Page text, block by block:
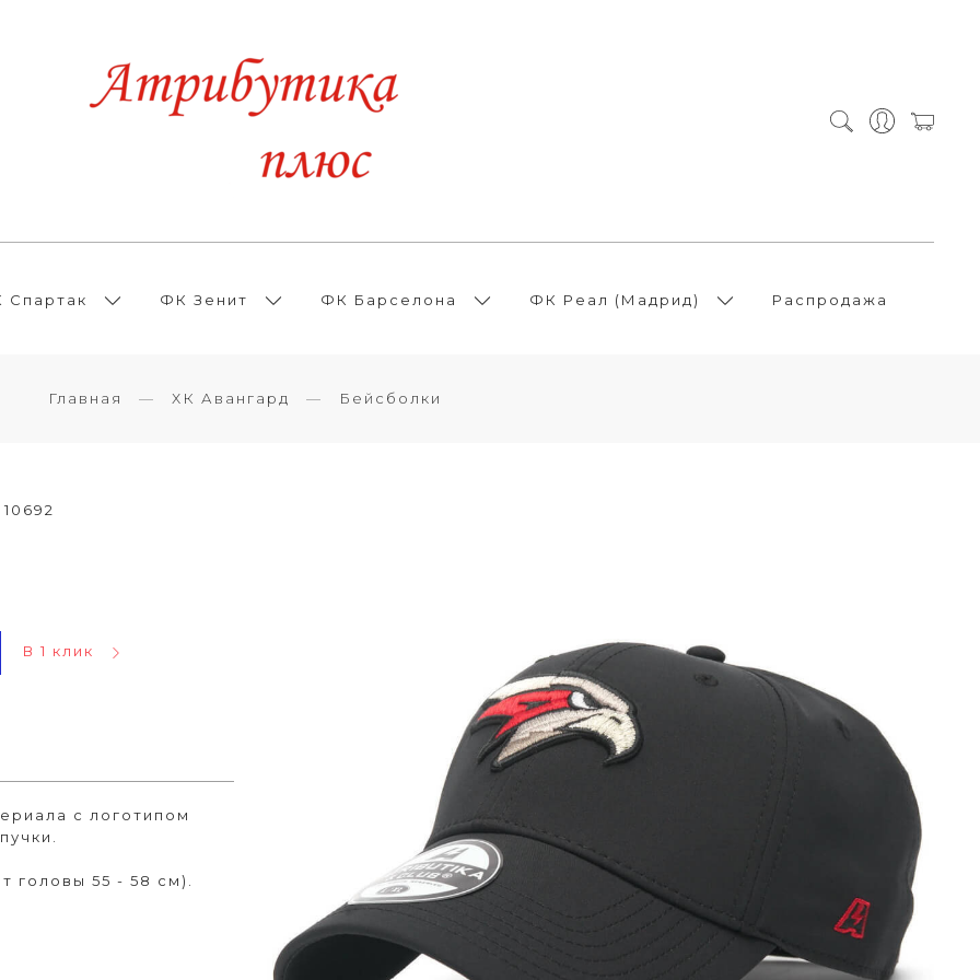
Спартак ФК Зенит ФК Барселона ФК Реал (Мадрид) Распродажа
Главная ХК Авангард Бейсболки
В 1 клик
c логотипом
головы 55 - 58 см).